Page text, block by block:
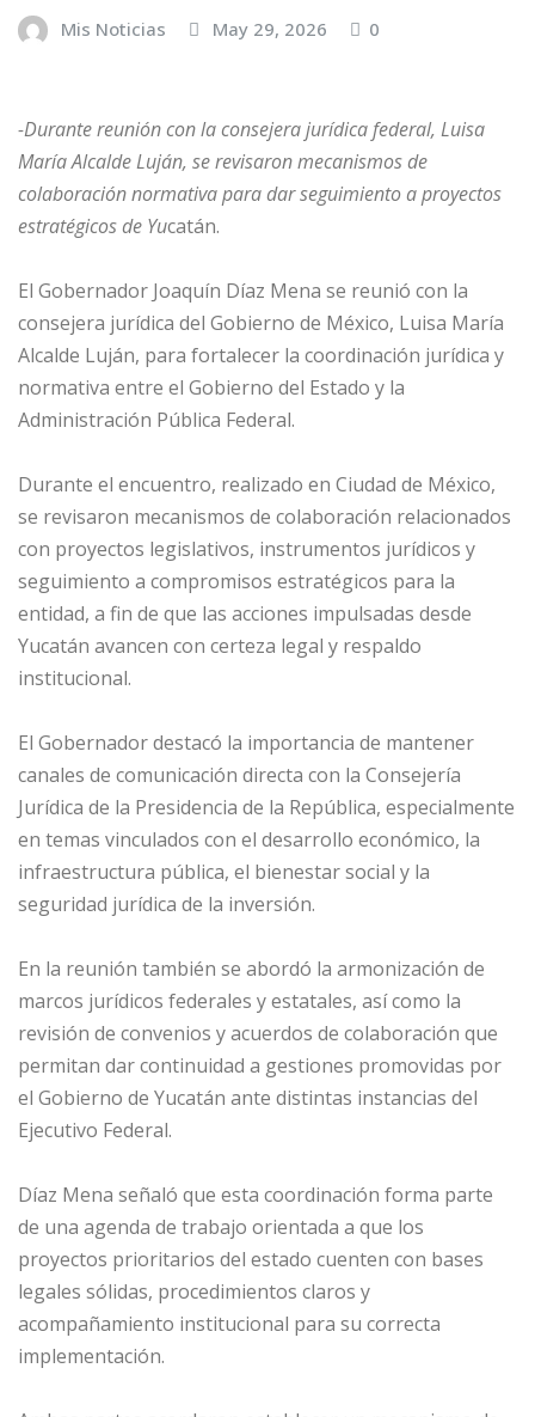
Mis Noticias May 29, 2026 0
-Durante reunión con la consejera jurídica federal, Luisa
María Alcalde Luján, se revisaron mecanismos de
colaboración normativa para dar seguimiento a proyectos
estratégicos de Yucatán.
El Gobernador Joaquín Díaz Mena se reunió con la
consejera jurídica del Gobierno de México, Luisa María
Alcalde Luján, para fortalecer la coordinación jurídica y
normativa entre el Gobierno del Estado y la
Administración Pública Federal.
Durante el encuentro, realizado en Ciudad de México,
se revisaron mecanismos de colaboración relacionados
con proyectos legislativos, instrumentos jurídicos y
seguimiento a compromisos estratégicos para la
entidad, a fin de que las acciones impulsadas desde
Yucatán avancen con certeza legal y respaldo
institucional.
El Gobernador destacó la importancia de mantener
canales de comunicación directa con la Consejería
Jurídica de la Presidencia de la República, especialmente
en temas vinculados con el desarrollo económico, la
infraestructura pública, el bienestar social y la
seguridad jurídica de la inversión.
En la reunión también se abordó la armonización de
marcos jurídicos federales y estatales, así como la
revisión de convenios y acuerdos de colaboración que
permitan dar continuidad a gestiones promovidas por
el Gobierno de Yucatán ante distintas instancias del
Ejecutivo Federal.
Díaz Mena señaló que esta coordinación forma parte
de una agenda de trabajo orientada a que los
proyectos prioritarios del estado cuenten con bases
legales sólidas, procedimientos claros y
acompañamiento institucional para su correcta
implementación.